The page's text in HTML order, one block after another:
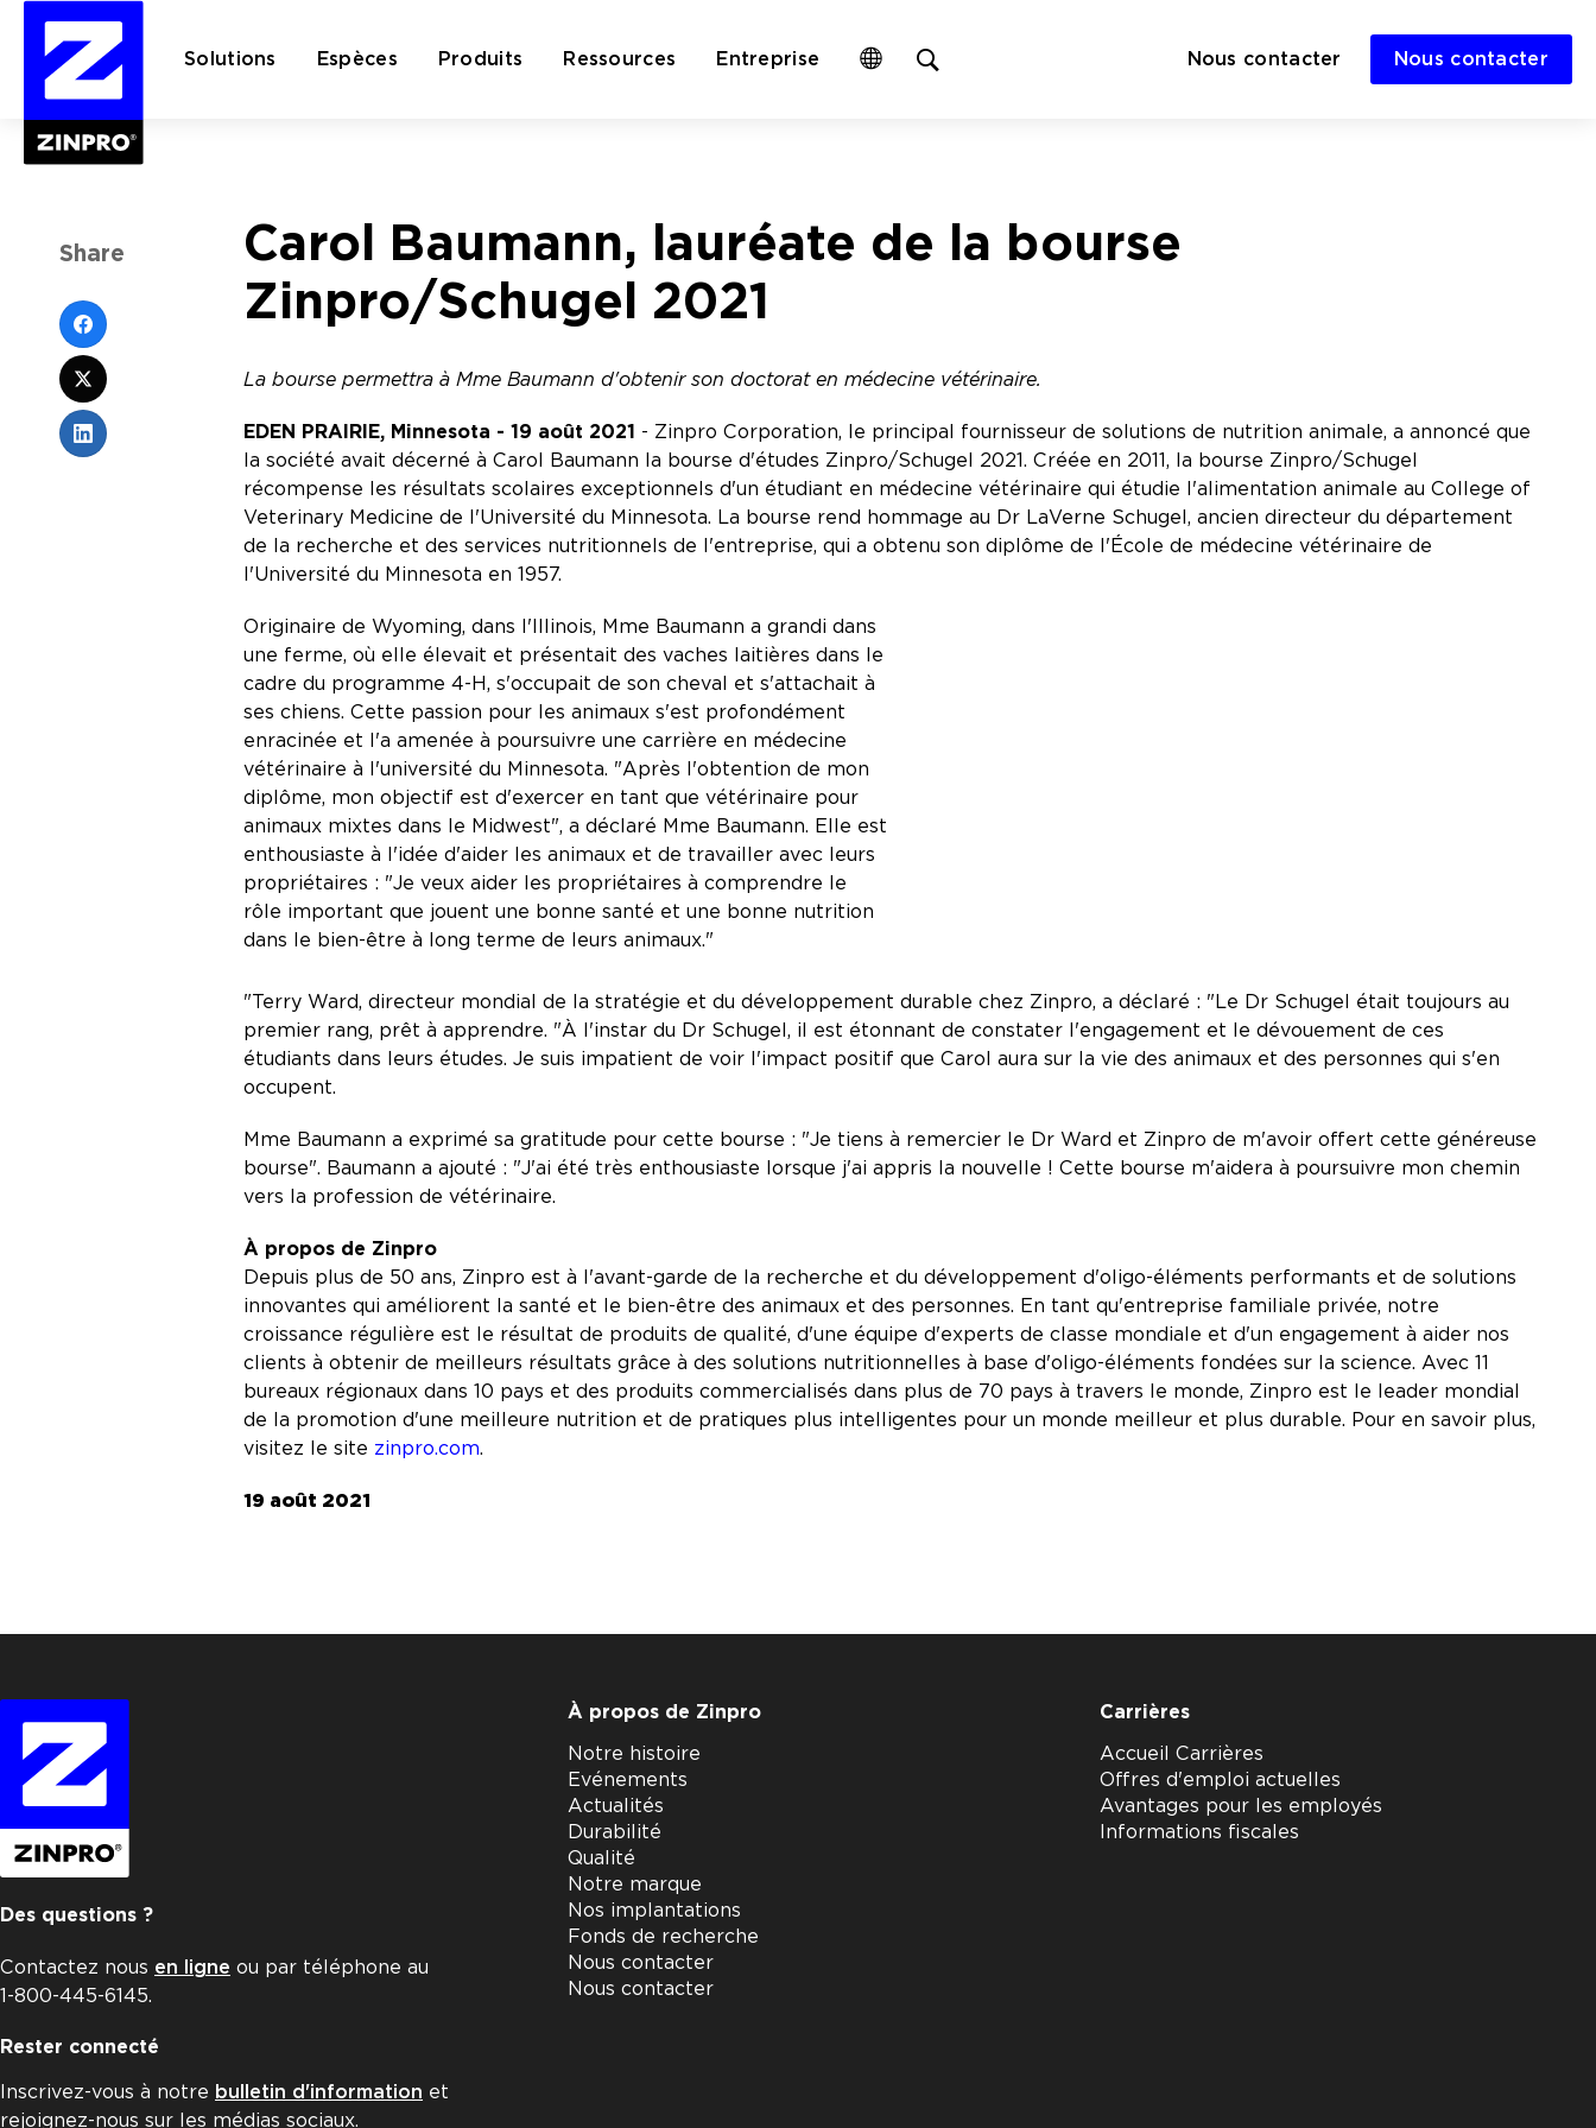
Solutions Espèces Produits Ressources Entreprise Nous contacter Nous contacter
Carol Baumann, lauréate de la bourse
Zinpro/Schugel 2021
La bourse permettra à Mme Baumann d'obtenir son doctorat en médecine vétérinaire.
EDEN PRAIRIE, Minnesota - 19 août 2021 - Zinpro Corporation, le principal fournisseur de solutions de nutrition animale, a annoncé que
la société avait décerné à Carol Baumann la bourse d'études Zinpro/Schugel 2021. Créée en 2011, la bourse Zinpro/Schugel
récompense les résultats scolaires exceptionnels d'un étudiant en médecine vétérinaire qui étudie l'alimentation animale au College of
Veterinary Medicine de l'Université du Minnesota. La bourse rend hommage au Dr LaVerne Schugel, ancien directeur du département
de la recherche et des services nutritionnels de l'entreprise, qui a obtenu son diplôme de l'École de médecine vétérinaire de
l'Université du Minnesota en 1957.
Originaire de Wyoming, dans l'Illinois, Mme Baumann a grandi dans
une ferme, où elle élevait et présentait des vaches laitières dans le
cadre du programme 4-H, s'occupait de son cheval et s'attachait à
ses chiens. Cette passion pour les animaux s'est profondément
enracinée et l'a amenée à poursuivre une carrière en médecine
vétérinaire à l'université du Minnesota. "Après l'obtention de mon
diplôme, mon objectif est d'exercer en tant que vétérinaire pour
animaux mixtes dans le Midwest", a déclaré Mme Baumann. Elle est
enthousiaste à l'idée d'aider les animaux et de travailler avec leurs
propriétaires : "Je veux aider les propriétaires à comprendre le
rôle important que jouent une bonne santé et une bonne nutrition
dans le bien-être à long terme de leurs animaux."
"Terry Ward, directeur mondial de la stratégie et du développement durable chez Zinpro, a déclaré : "Le Dr Schugel était toujours au
premier rang, prêt à apprendre. "À l'instar du Dr Schugel, il est étonnant de constater l'engagement et le dévouement de ces
étudiants dans leurs études. Je suis impatient de voir l'impact positif que Carol aura sur la vie des animaux et des personnes qui s'en
occupent.
Mme Baumann a exprimé sa gratitude pour cette bourse : "Je tiens à remercier le Dr Ward et Zinpro de m'avoir offert cette généreuse
bourse". Baumann a ajouté : "J'ai été très enthousiaste lorsque j'ai appris la nouvelle ! Cette bourse m'aidera à poursuivre mon chemin
vers la profession de vétérinaire.
À propos de Zinpro
Depuis plus de 50 ans, Zinpro est à l'avant-garde de la recherche et du développement d'oligo-éléments performants et de solutions
innovantes qui améliorent la santé et le bien-être des animaux et des personnes. En tant qu'entreprise familiale privée, notre
croissance régulière est le résultat de produits de qualité, d'une équipe d'experts de classe mondiale et d'un engagement à aider nos
clients à obtenir de meilleurs résultats grâce à des solutions nutritionnelles à base d'oligo-éléments fondées sur la science. Avec 11
bureaux régionaux dans 10 pays et des produits commercialisés dans plus de 70 pays à travers le monde, Zinpro est le leader mondial
de la promotion d'une meilleure nutrition et de pratiques plus intelligentes pour un monde meilleur et plus durable. Pour en savoir plus,
visitez le site zinpro.com.
19 août 2021
Share
Des questions ?
Contactez nous en ligne ou par téléphone au
1-800-445-6145.
Rester connecté
Inscrivez-vous à notre bulletin d'information et
rejoignez-nous sur les médias sociaux.
À propos de Zinpro
Notre histoire
Evénements
Actualités
Durabilité
Qualité
Notre marque
Nos implantations
Fonds de recherche
Nous contacter
Nous contacter
Carrières
Accueil Carrières
Offres d'emploi actuelles
Avantages pour les employés
Informations fiscales